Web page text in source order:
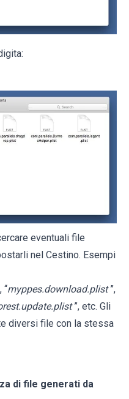
eventuali file
nel Cestino. Esempi
“myppes.download.plist ”,
”, etc. Gli
diversi file con la stessa
di file generati da